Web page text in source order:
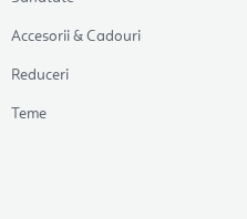
Accesorii & Cadouri
Reduceri
Teme